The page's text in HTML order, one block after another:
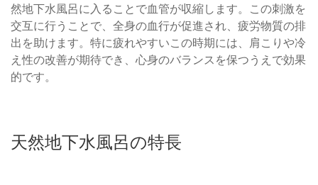
然地下水風呂に入ることで血管が収縮します。この刺激を
交互に行うことで、全身の血行が促進され、疲労物質の排
出を助けます。特に疲れやすいこの時期には、肩こりや冷
え性の改善が期待でき、心身のバランスを保つうえで効果
的です。
天然地下水風呂の特長